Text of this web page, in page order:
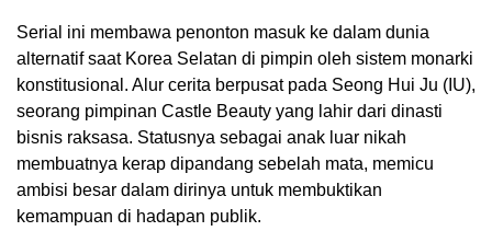
Serial ini membawa penonton masuk ke dalam dunia
alternatif saat Korea Selatan di pimpin oleh sistem monarki
konstitusional. Alur cerita berpusat pada Seong Hui Ju (IU),
seorang pimpinan Castle Beauty yang lahir dari dinasti
bisnis raksasa. Statusnya sebagai anak luar nikah
membuatnya kerap dipandang sebelah mata, memicu
ambisi besar dalam dirinya untuk membuktikan
kemampuan di hadapan publik.